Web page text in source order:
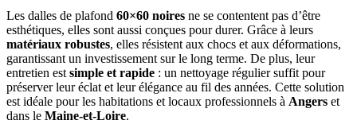
Les dalles de plafond 60×60 noires ne se contentent pas d’être
esthétiques, elles sont aussi conçues pour durer. Grâce à leurs
matériaux robustes, elles résistent aux chocs et aux déformations,
garantissant un investissement sur le long terme. De plus, leur
entretien est simple et rapide : un nettoyage régulier suffit pour
préserver leur éclat et leur élégance au fil des années. Cette solution
est idéale pour les habitations et locaux professionnels à Angers et
dans le Maine-et-Loire.